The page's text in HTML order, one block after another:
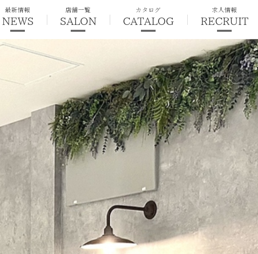
最新情報
NEWS
店舗一覧
SALON
カタログ
CATALOG
求人情報
RECRUIT